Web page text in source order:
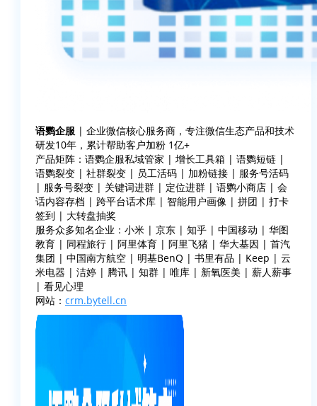
语鹦企服 | 企业微信核心服务商，专注微信生态产品和技术
研发10年，累计帮助客户加粉 1亿+
产品矩阵：语鹦企服私域管家 | 增长工具箱 | 语鹦短链 |
语鹦裂变 | 社群裂变 | 员工活码 | 加粉链接 | 服务号活码
| 服务号裂变 | 关键词进群 | 定位进群 | 语鹦小商店 | 会
话内容存档 | 跨平台话术库 | 智能用户画像 | 拼团 | 打卡
签到 | 大转盘抽奖
服务众多知名企业：小米 | 京东 | 知乎 | 中国移动 | 华图
教育 | 同程旅行 | 阿里体育 | 阿里飞猪 | 华大基因 | 首汽
集团 | 中国南方航空 | 明基BenQ | 书里有品 | Keep | 云
米电器 | 洁婷 | 腾讯 | 知群 | 唯库 | 新氧医美 | 薪人薪事
| 看见心理
网站： crm.bytell.cn